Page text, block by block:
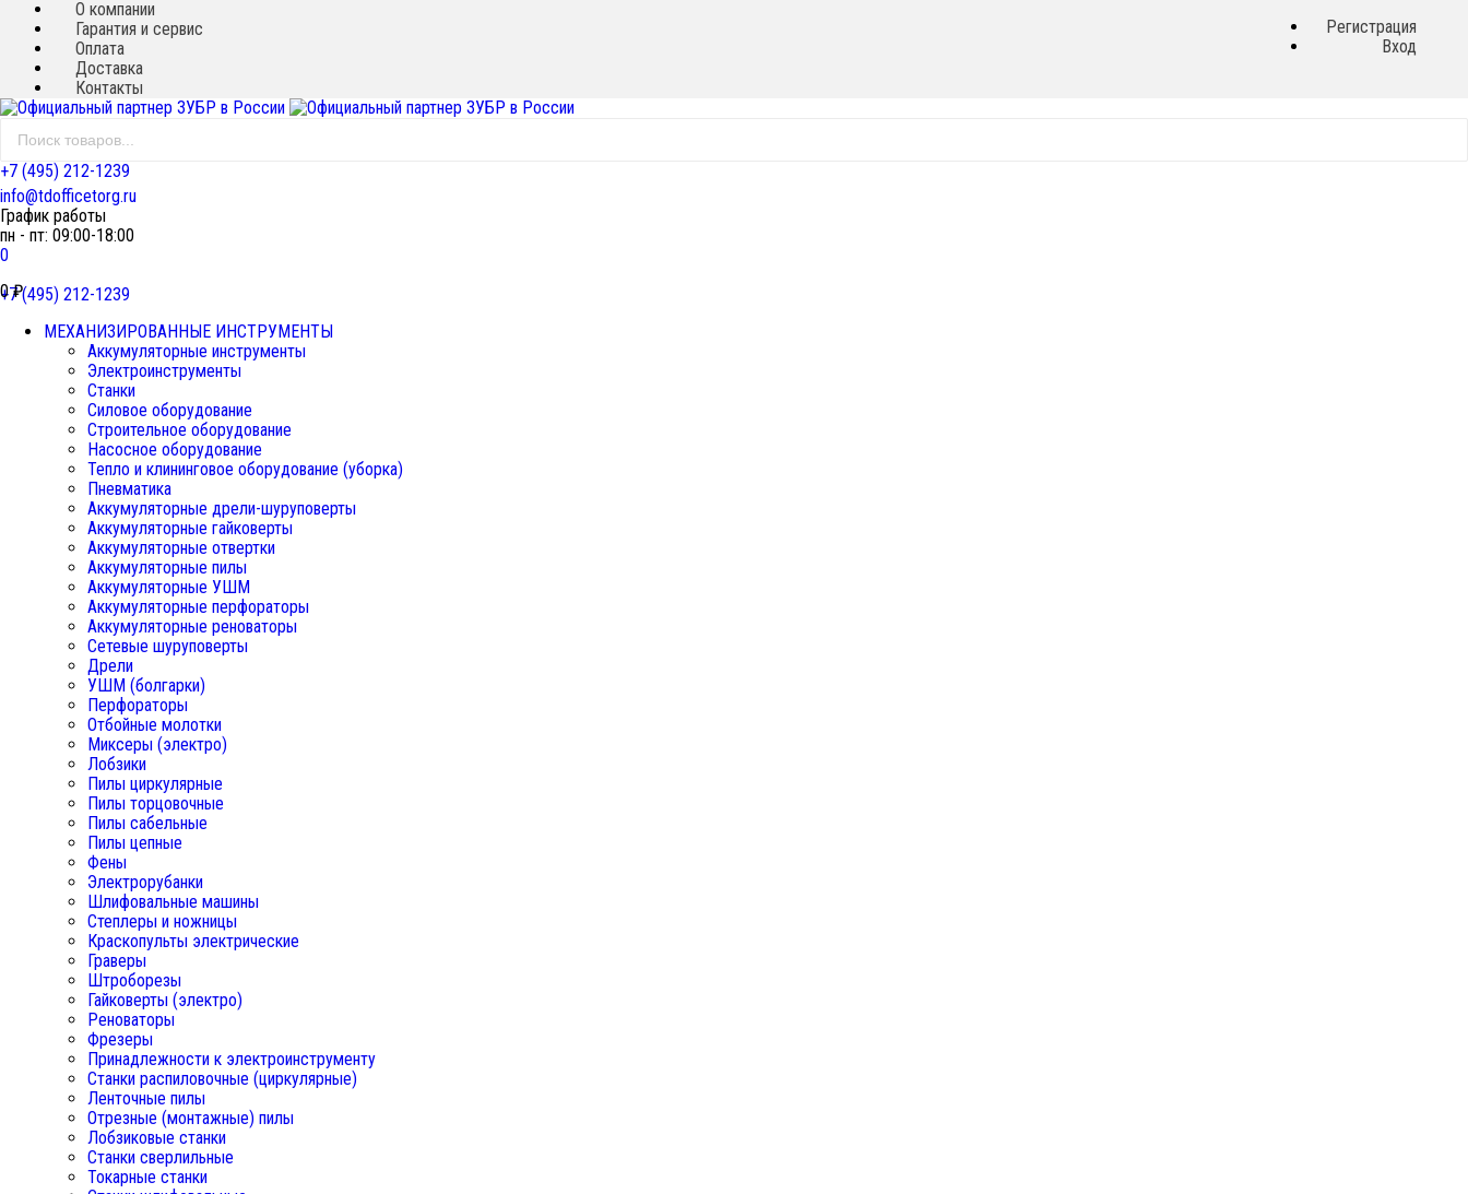
О компании
Гарантия и сервис
Оплата
Доставка
Контакты
Регистрация
Вход
+7 (495) 212-1239
info@tdofficetorg.ru
График работы
пн - пт: 09:00-18:00
0
0₽
+7 (495) 212-1239
МЕХАНИЗИРОВАННЫЕ ИНСТРУМЕНТЫ
Аккумуляторные инструменты
Электроинструменты
Станки
Силовое оборудование
Строительное оборудование
Насосное оборудование
Тепло и клининговое оборудование (уборка)
Пневматика
Аккумуляторные дрели-шуруповерты
Аккумуляторные гайковерты
Аккумуляторные отвертки
Аккумуляторные пилы
Аккумуляторные УШМ
Аккумуляторные перфораторы
Аккумуляторные реноваторы
Сетевые шуруповерты
Дрели
УШМ (болгарки)
Перфораторы
Отбойные молотки
Миксеры (электро)
Лобзики
Пилы циркулярные
Пилы торцовочные
Пилы сабельные
Пилы цепные
Фены
Электрорубанки
Шлифовальные машины
Степлеры и ножницы
Краскопульты электрические
Граверы
Штроборезы
Гайковерты (электро)
Реноваторы
Фрезеры
Принадлежности к электроинструменту
Станки распиловочные (циркулярные)
Ленточные пилы
Отрезные (монтажные) пилы
Лобзиковые станки
Станки сверлильные
Токарные станки